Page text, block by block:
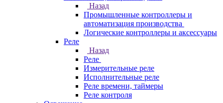
Назад
Промышленные контроллеры и
автоматизация производства
Логические контроллеры и аксессуары
Реле
Назад
Реле
Измерительные реле
Исполнительные реле
Реле времени, таймеры
Реле контроля